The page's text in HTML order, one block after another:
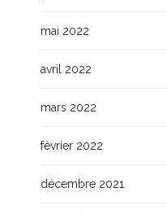
mai 2022
avril 2022
mars 2022
février 2022
décembre 2021